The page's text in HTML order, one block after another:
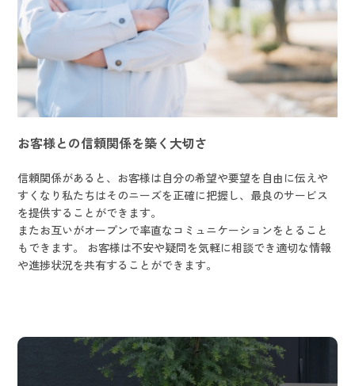
お客様との信頼関係を築く大切さ
信頼関係があると、お客様は自分の希望や要望を自由に伝えや
すくなり私たちはそのニーズを正確に把握し、最良のサービス
を提供することができます。
​​​​​​​またお互いがオープンで率直なコミュニケーションをとること
もできます。 お客様は不安や疑問を気軽に相談でき適切な情報
や進捗状況を共有することができます。